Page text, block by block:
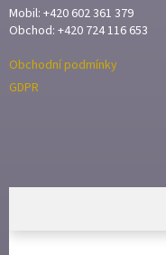
Mobil: +420 602 361 379
Obchod: +420 724 116 653
Obchodní podmínky
GDPR